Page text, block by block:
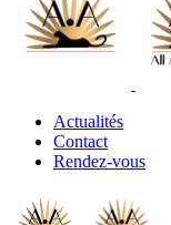
Actualités
Contact
Rendez-vous